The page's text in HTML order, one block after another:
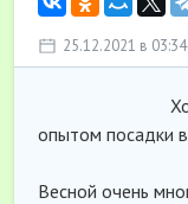
25.12.2021 в 03:34
Хочу
опытом посадки
Весной очень